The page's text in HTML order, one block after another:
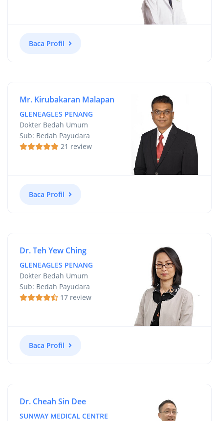
Baca Profil
Mr. Kirubakaran Malapan
GLENEAGLES PENANG
Dokter Bedah Umum
Sub: Bedah Payudara
21 review
Baca Profil
Dr. Teh Yew Ching
GLENEAGLES PENANG
Dokter Bedah Umum
Sub: Bedah Payudara
17 review
Baca Profil
Dr. Cheah Sin Dee
SUNWAY MEDICAL CENTRE